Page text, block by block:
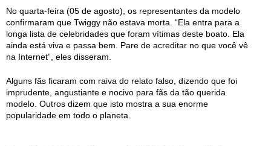
No quarta-feira (05 de agosto), os representantes da modelo
confirmaram que Twiggy não estava morta. “Ela entra para a
longa lista de celebridades que foram vítimas deste boato. Ela
ainda está viva e passa bem. Pare de acreditar no que você vê
na Internet”, eles disseram.
Alguns fãs ficaram com raiva do relato falso, dizendo que foi
imprudente, angustiante e nocivo para fãs da tão querida
modelo. Outros dizem que isto mostra a sua enorme
popularidade em todo o planeta.